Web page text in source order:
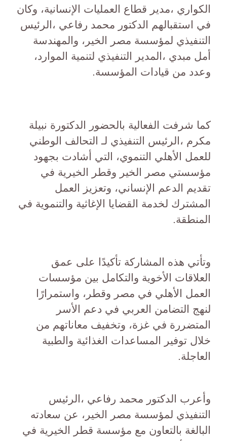
الكواري ،مدير قطاع العمليات الإنسانية، وكان
في استقبالهم الدكتور محمد رفاعي ،الرئيس
التنفيذي لمؤسسة مصر الخير، والمهندسة
أمل مبدي ،المدير التنفيذي لتنمية الموارد،
وعدد من قيادات المؤسسة.
كما شرفت الفعالية بالحضور الدكتورة نبيلة
مكرم ،الرئيس التنفيذي لـ التحالف الوطني
للعمل الأهلي التنموي، التي أشادت بجهود
مؤسستي مصر الخير وقطر الخيرية في
تقديم الدعم الإنساني، وتعزيز العمل
المشترك لخدمة القضايا الإغاثية والتنموية في
المنطقة.
وتأتي هذه المشاركة تأكيدًا على عمق
العلاقات الأخوية والتكامل بين مؤسسات
العمل الأهلي في مصر وقطر، واستمرارًا
لنهج التضامن العربي في دعم الأسر
المتضررة في غزة، وتخفيف معاناتهم من
خلال توفير المساعدات الغذائية والطبية
العاجلة.
وأعرب الدكتور محمد رفاعي ،الرئيس
التنفيذي لمؤسسة مصر الخير، عن سعادته
البالغة بالتعاون مع مؤسسة قطر الخيرية في